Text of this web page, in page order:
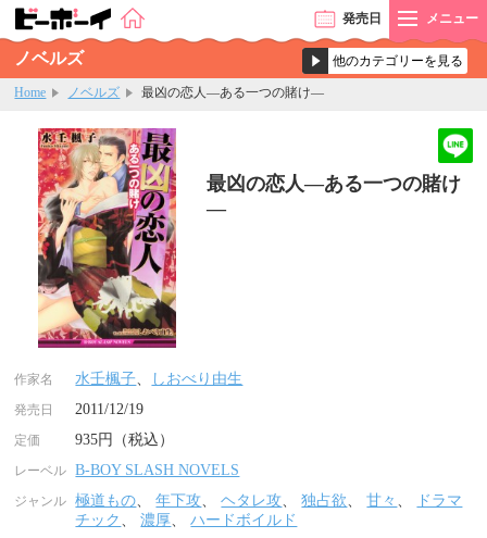
発売日 メニュー
ノベルズ
Home ノベルズ 最凶の恋人―ある一つの賭け―
最凶の恋人―ある一つの賭け
―
作家名 水壬楓子、 しおべり由生
発売日 2011/12/19
定価 935円（税込）
レーベル B-BOY SLASH NOVELS
ジャンル 極道もの、年下攻、ヘタレ攻、独占欲、甘々 、
ドラマ
チック 、濃厚、ハードボイルド